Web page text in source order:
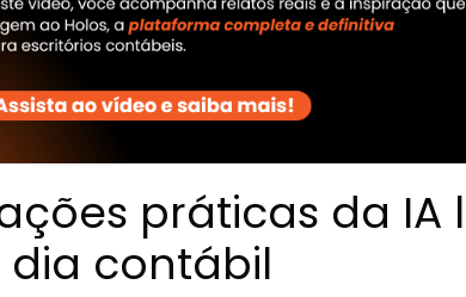
práticas da IA
dia contábil